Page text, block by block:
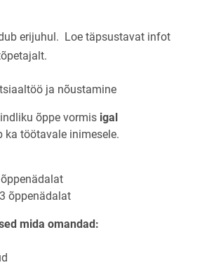
erijuhul. Loe täpsustavat infot
page
ja nõustamine
õppe vormis igal
ka töötavale inimesele.
õppenädalat
mida omandad: